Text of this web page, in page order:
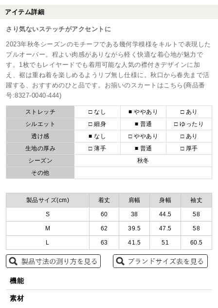
アイテム詳細
さり気ないステッチがアクセントに
2023年秋冬シーズンのモチーフである幾何学模様をキルトで表現した
プルオーバー。程よい肉感がありながら軽く快適な着心地が魅力で
す。1枚でもレイヤードでも着用可能な人気の襟付きデザインに加
え、裾は重ね着を楽しめるようリブ無し仕様に。秋口から春先まで活
躍する、おすすめのひと品です。お揃いのスカートはこちら(商品番
号:8327-0040-444)
ストレッチ □ なし ■ ややあり
□ あり
シルエット
□ 細身 ■ 普通
□ ゆったり
透け感
■ なし □ ややあり
□ あり
生地の厚み
□ 薄手 ■ 普通
□ 厚手
シーズン
秋冬
その他
製品サイズ(cm) 着丈 肩幅 身幅 袖丈
S 60 38 44.5 58
M 62 39.5 47.5 58
L 63 41.5 51 60.5
機能
素材